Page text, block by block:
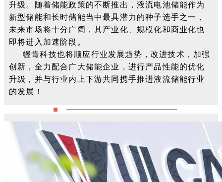
升级。随着储能政策的不断推出，液流电池储能作为
新型储能和长时储能当中最具潜力的种子选手之一，
未来市场将十分广阔，其产业化、规模化和商业化也
即将进入加速阶段。
幄肯科技也将顺应行业发展趋势，改进技术，加强
创新，全力配合广大储能企业，进行产品性能的优化
升级，并与行业内上下游共同携手推进液流储能行业
的发展！